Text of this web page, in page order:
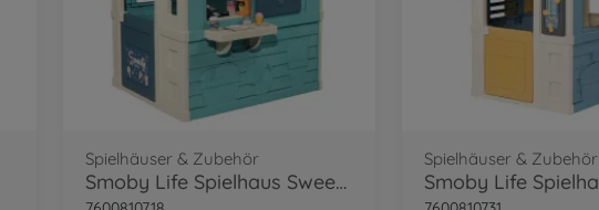
Spielhäuser & Zubehör
Smoby Life Spielhaus Sweety Corner
Spielhäuser & Zubehör